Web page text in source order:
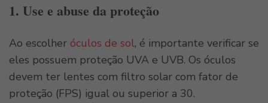
1. Use e abuse da proteção
Ao escolher óculos de sol, é importante verificar se
eles possuem proteção UVA e UVB. Os óculos
devem ter lentes com filtro solar com fator de
proteção (FPS) igual ou superior a 30.